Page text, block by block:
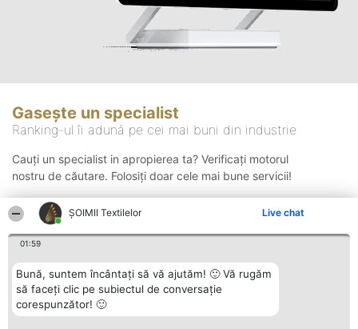
ȘOIMII Textilelor Live chat
01:59
Bună, suntem încântați să vă ajutăm! 🙂 Vă rugăm
să faceți clic pe subiectul de conversație
corespunzător! 🙂
Gasește un specialist
Ranking-ul îi adună pe cei mai buni din industrie
Cauți un specialist in apropierea ta? Verificați motorul
nostru de căutare. Folosiți doar cele mai bune servicii!